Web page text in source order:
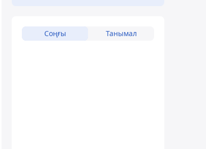
Соңғы Танымал